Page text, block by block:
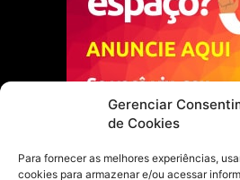
Gerenciar
de Cookies
Para fornecer as melhores experiências,
cookies para armazenar e/ou acessar